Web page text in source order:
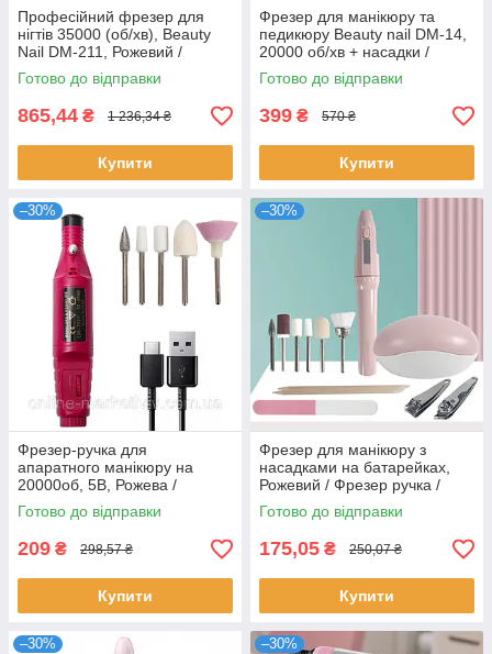
Професійний фрезер для
нігтів 35000 (об/хв), Beauty
Nail DM-211, Рожевий /
Фрезерна машинка для
манікюру
Готово до відправки
865,44 ₴ 1 236,34 ₴
Купити
Фрезер для манікюру та
педикюру Beauty nail DM-14,
20000 об/хв + насадки /
Машинка для манікюру
Готово до відправки
399 ₴ 570 ₴
Купити
–30%
Фрезер-ручка для
апаратного манікюру на
20000об, 5В, Рожева /
Фрезер для педикюру та
манікюру
Готово до відправки
209 ₴ 298,57 ₴
Купити
–30%
Фрезер для манікюру з
насадками на батарейках,
Рожевий / Фрезер ручка /
Фрезер для нігтів / Набір для
манікюру
Готово до відправки
175,05 ₴ 250,07 ₴
Купити
–30% –30%